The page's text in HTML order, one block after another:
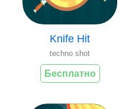
Knife Hit
techno shot
Бесплатно